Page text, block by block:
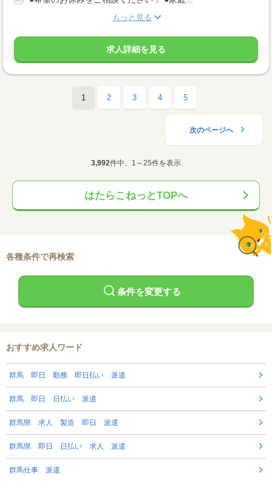
もっと見る
求人詳細を見る
1 2 3 4 5
次のページへ
3,992件中、1～25件を表示
はたらこねっとTOPへ
各種条件で再検索
条件を変更する
おすすめ求人ワード
群馬 即日 勤務 即日払い 派遣
群馬 即日 日払い 派遣
群馬県 求人 製造 即日 派遣
群馬県 即日 日払い 求人 派遣
群馬仕事 派遣